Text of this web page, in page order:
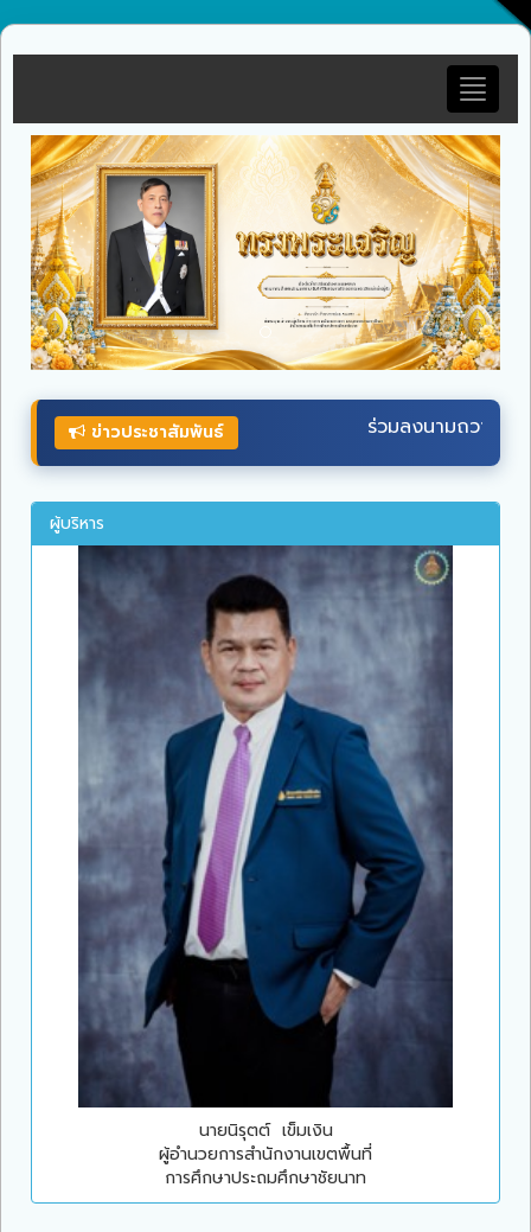
Toggle
ข่าวประชาสัมพันธ์
ร่วมลงนามถวายพระพรชัยมงคลพระบาทสมเด็จ
ผู้บริหาร
นายนิรุตต์ เข็มเงิน
ผู้อำนวยการสำนักงานเขตพื้นที่
การศึกษาประถมศึกษาชัยนาท